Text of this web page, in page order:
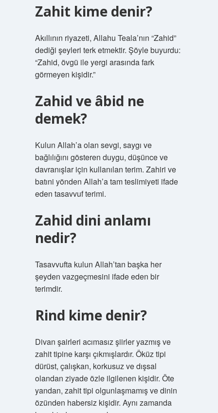
Zahit kime denir?
Akıllının riyazeti, Allahu Teala’nın “Zahid”
dediği şeyleri terk etmektir. Şöyle buyurdu:
“Zahid, övgü ile yergi arasında fark
görmeyen kişidir.”
Zahid ve âbid ne
demek?
Kulun Allah’a olan sevgi, saygı ve
bağlılığını gösteren duygu, düşünce ve
davranışlar için kullanılan terim. Zahiri ve
batıni yönden Allah’a tam teslimiyeti ifade
eden tasavvuf terimi.
Zahid dini anlamı
nedir?
Tasavvufta kulun Allah’tan başka her
şeyden vazgeçmesini ifade eden bir
terimdir.
Rind kime denir?
Divan şairleri acımasız şiirler yazmış ve
zahit tipine karşı çıkmışlardır. Öküz tipi
dürüst, çalışkan, korkusuz ve dışsal
olandan ziyade özle ilgilenen kişidir. Öte
yandan, zahit tipi olgunlaşmamış ve dinin
özünden habersiz kişidir. Aynı zamanda